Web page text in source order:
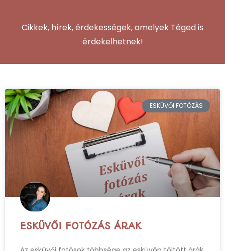
Cikkek, hírek, érdekességek, amelyek Téged is
érdekelhetnek!
ESKÜVŐI FOTÓZÁS
ESKÜVŐI FOTÓZÁS ÁRAK